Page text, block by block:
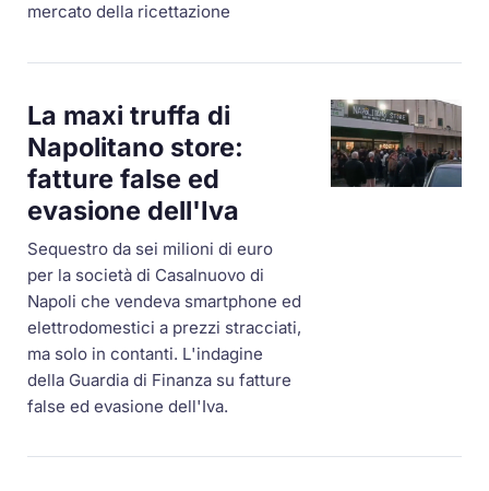
mercato della ricettazione
La maxi truffa di
Napolitano store:
fatture false ed
evasione dell'Iva
Sequestro da sei milioni di euro
per la società di Casalnuovo di
Napoli che vendeva smartphone ed
elettrodomestici a prezzi stracciati,
ma solo in contanti. L'indagine
della Guardia di Finanza su fatture
false ed evasione dell'Iva.